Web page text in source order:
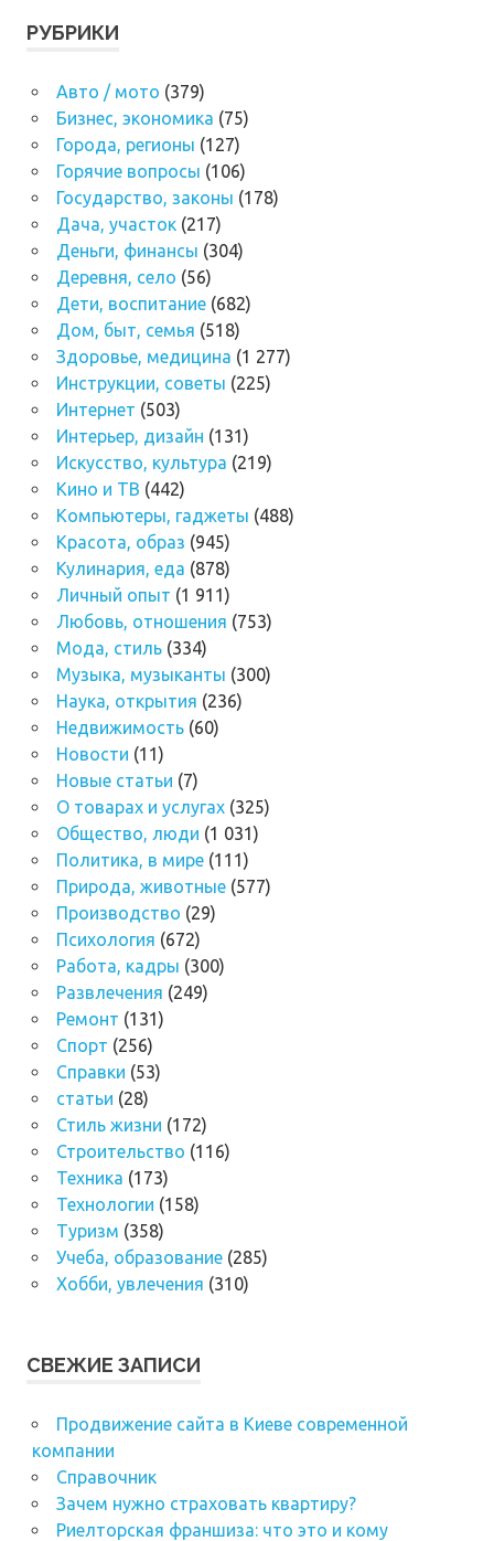
РУБРИКИ
Авто / мото (379)
Бизнес, экономика (75)
Города, регионы (127)
Горячие вопросы (106)
Государство, законы (178)
Дача, участок(217)
Деньги, финансы (304)
Деревня, село (56)
Дети, воспитание(682)
Дом, быт, семья (518)
Здоровье, медицина (1 277)
Инструкции, советы (225)
Интернет (503)
Интерьер, дизайн (131)
Искусство, культура (219)
Кино и ТВ (442)
Компьютеры, гаджеты (488)
Красота, образ (945)
Кулинария, еда (878)
Личный опыт (1 911)
Любовь, отношения (753)
Мода, стиль(334)
Музыка, музыканты (300)
Наука, открытия (236)
Недвижимость(60)
Новости (11)
Новые статьи (7)
О товарах и услугах(325)
Общество, люди (1 031)
Политика, в мире(111)
Природа, животные(577)
Производство (29)
Психология (672)
Работа, кадры (300)
Развлечения (249)
Ремонт (131)
Спорт (256)
Справки (53)
статьи (28)
Стиль жизни (172)
Строительство (116)
Техника (173)
Технологии (158)
Туризм (358)
Учеба, образование(285)
Хобби, увлечения (310)
СВЕЖИЕ ЗАПИСИ
Продвижение сайта в Киеве современной
компании
Справочник
Зачем нужно страховать квартиру?
Риелторская франшиза: что это и кому